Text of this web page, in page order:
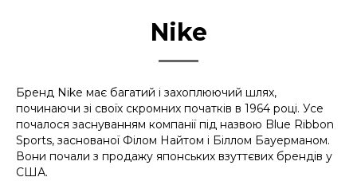
Nike
Бренд Nike має багатий і захоплюючий шлях,
починаючи зі своїх скромних початків в 1964 році. Усе
почалося заснуванням компанії під назвою Blue Ribbon
Sports, заснованої Філом Найтом і Біллом Бауерманом.
Вони почали з продажу японських взуттєвих брендів у
США.